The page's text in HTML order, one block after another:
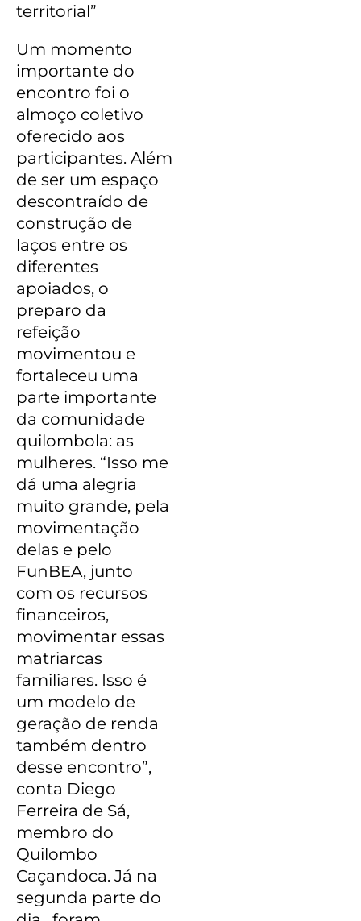
territorial”
Um momento
importante do
encontro foi o
almoço coletivo
oferecido aos
participantes. Além
de ser um espaço
descontraído de
construção de
laços entre os
diferentes
apoiados, o
preparo da
refeição
movimentou e
fortaleceu uma
parte importante
da comunidade
quilombola: as
mulheres. “Isso me
dá uma alegria
muito grande, pela
movimentação
delas e pelo
FunBEA, junto
com os recursos
financeiros,
movimentar essas
matriarcas
familiares. Isso é
um modelo de
geração de renda
também dentro
desse encontro”,
conta Diego
Ferreira de Sá,
membro do
Quilombo
Caçandoca. Já na
segunda parte do